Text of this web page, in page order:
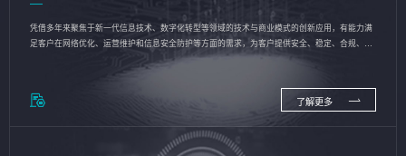
凭借多年来聚焦于新一代信息技术、数字化转型等领域的技术与商业模式的创新应用，有能力满
足客户在网络优化、运营维护和信息安全防护等方面的需求，为客户提供安全、稳定、合规、持
了解更多